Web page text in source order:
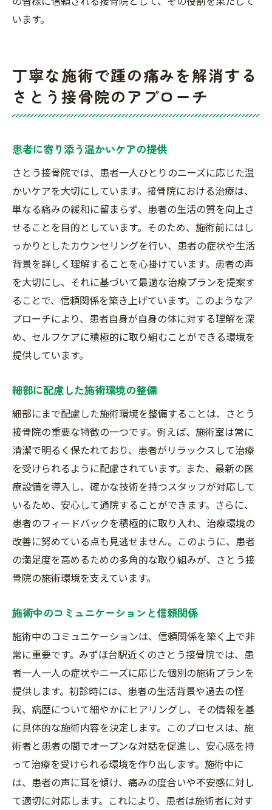
います。
丁寧な施術で踵の痛みを解消する
さとう接骨院のアプローチ
患者に寄り添う温かいケアの提供
さとう接骨院では、患者一人ひとりのニーズに応じた温
かいケアを大切にしています。接骨院における治療は、
単なる痛みの緩和に留まらず、患者の生活の質を向上さ
せることを目的としています。そのため、施術前にはし
っかりとしたカウンセリングを行い、患者の症状や生活
背景を詳しく理解することを心掛けています。患者の声
を大切にし、それに基づいて最適な治療プランを提案す
ることで、信頼関係を築き上げています。このようなア
プローチにより、患者自身が自身の体に対する理解を深
め、セルフケアに積極的に取り組むことができる環境を
提供しています。
細部に配慮した施術環境の整備
細部にまで配慮した施術環境を整備することは、さとう
接骨院の重要な特徴の一つです。例えば、施術室は常に
清潔で明るく保たれており、患者がリラックスして治療
を受けられるように配慮されています。また、最新の医
療設備を導入し、確かな技術を持つスタッフが対応して
いるため、安心して通院することができます。さらに、
患者のフィードバックを積極的に取り入れ、治療環境の
改善に努めている点も見逃せません。このように、患者
の満足度を高めるための多角的な取り組みが、さとう接
骨院の施術環境を支えています。
施術中のコミュニケーションと信頼関係
施術中のコミュニケーションは、信頼関係を築く上で非
常に重要です。みずほ台駅近くのさとう接骨院では、患
者一人一人の症状やニーズに応じた個別の施術プランを
提供します。初診時には、患者の生活背景や過去の怪
我、病歴について細やかにヒアリングし、その情報を基
に具体的な施術内容を決定します。このプロセスは、施
術者と患者の間でオープンな対話を促進し、安心感を持
って治療を受けられる環境を作り出します。施術中に
は、患者の声に耳を傾け、痛みの度合いや不安感に対し
て適切に対応します。これにより、患者は施術者に対す